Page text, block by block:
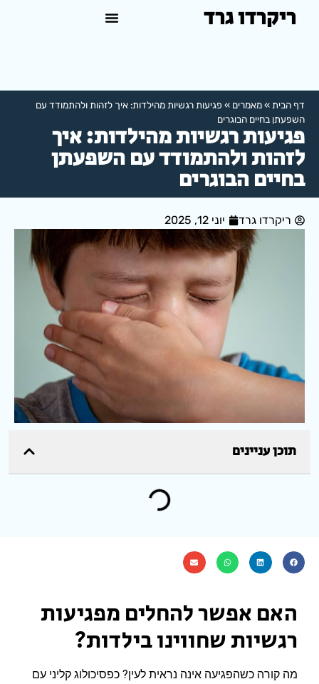
ריקרדו גרד
דף הבית »מאמרים » פגיעות רגשיות מהילדות: איך לזהות ולהתמודד עם
השפעתן בחיים הבוגרים
פגיעות רגשיות מהילדות: איך
לזהות ולהתמודד עם השפעתן
בחיים הבוגרים
ריקרדו גרד יוני 12, 2025
תוכן עניינים
האם אפשר להחלים מפגיעות
רגשיות שחווינו בילדות?
מה קורה כשהפגיעה אינה נראית לעין? כפסיכולוג קליני עם